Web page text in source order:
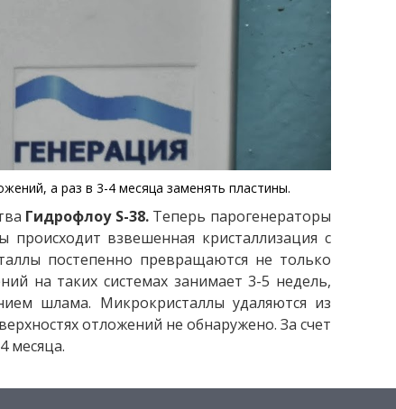
а раз в 3-4 месяца заменять пластины.
Гидрофлоу S-38. Теперь парогенераторы
происходит взвешенная кристаллизация с
постепенно превращаются не только
на таких системах занимает 3-5 недель,
шлама. Микрокристаллы удаляются из
отложений не обнаружено. За счет
месяца.